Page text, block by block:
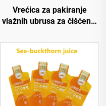
Vrećica za pakiranje
vlažnih ubrusa za čišćenje
plastične vrećice za vlažne
maramice, vrećica za
dječje vlažne ručnike